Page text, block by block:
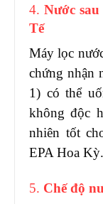
4. Nước
Tế
Máy lọc
chứng nhận
1) có thể
không độc
nhiên tốt
EPA Hoa Kỳ.
5. Chế độ